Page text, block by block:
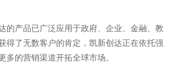
的产品已广泛应用于政府、企业、金融、教
得了无数客户的肯定，凯新创达正在依托强
多的营销渠道开拓全球市场。